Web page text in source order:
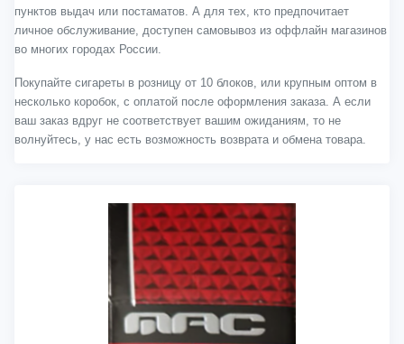
пунктов выдач или постаматов. А для тех, кто предпочитает
личное обслуживание, доступен самовывоз из оффлайн магазинов
во многих городах России.
Покупайте сигареты в розницу от 10 блоков, или крупным оптом в
несколько коробок, с оплатой после оформления заказа. А если
ваш заказ вдруг не соответствует вашим ожиданиям, то не
волнуйтесь, у нас есть возможность возврата и обмена товара.